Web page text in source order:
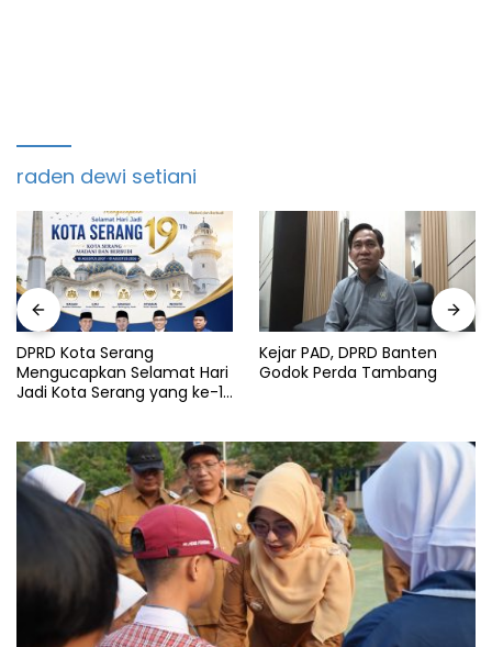
raden dewi setiani
DPRD Kota Serang
Mengucapkan Selamat Hari
Jadi Kota Serang yang ke-19
Kejar PAD, DPRD Banten
Godok Perda Tambang